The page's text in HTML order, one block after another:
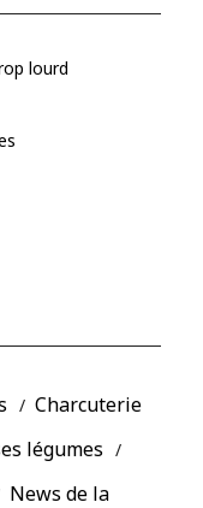
lourd
Charcuterie
légumes
News de la